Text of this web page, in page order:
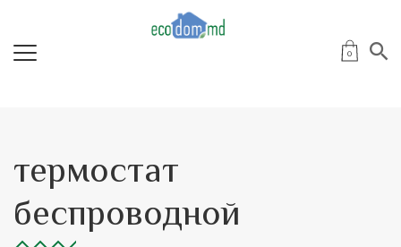
0
термостат
беспроводной